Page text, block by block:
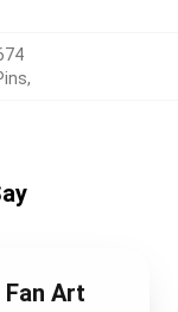
,
Art